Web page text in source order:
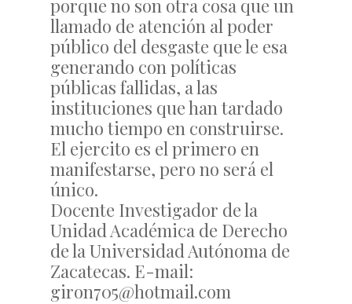
porque no son otra cosa que un
llamado de atención al poder
público del desgaste que le esa
generando con políticas
públicas fallidas, a las
instituciones que han tardado
mucho tiempo en construirse.
El ejercito es el primero en
manifestarse, pero no será el
único.
Docente Investigador de la
Unidad Académica de Derecho
de la Universidad Autónoma de
Zacatecas. E-mail:
giron705@hotmail.com